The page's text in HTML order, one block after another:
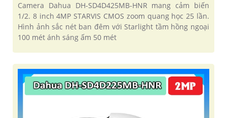
Camera Dahua DH-SD4D425MB-HNR mang cảm biến
1/2. 8 inch 4MP STARVIS CMOS zoom quang học 25 lần.
Hình ảnh sắc nét ban đêm với Starlight tầm hồng ngoại
100 mét ánh sáng ấm 50 mét